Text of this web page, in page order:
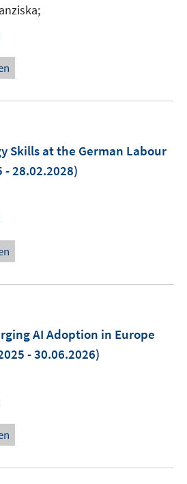
Skills at the German Labour
- 28.02.2028)
AI Adoption in Europe
- 30.06.2026)